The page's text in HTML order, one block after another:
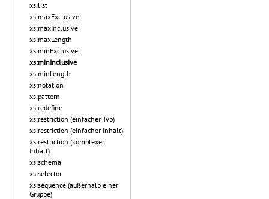
xs:list
xs:maxExclusive
xs:maxInclusive
xs:maxLength
xs:minExclusive
xs:minInclusive
xs:minLength
xs:notation
xs:pattern
xs:redefine
xs:restriction (einfacher Typ)
xs:restriction (einfacher Inhalt)
xs:restriction (komplexer
Inhalt)
xs:schema
xs:selector
xs:sequence (außerhalb einer
Gruppe)